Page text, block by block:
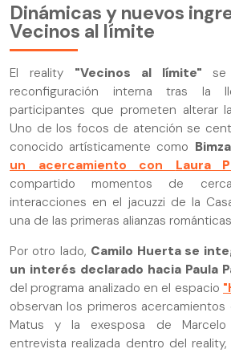
Dinámicas y nuevos
Vecinos al límite
El reality "Vecinos al límite" se
reconfiguración interna tras la
participantes que prometen alterar
Uno de los focos de atención se
conocido artísticamente como Bimza
un acercamiento con Laura
compartido momentos de
interacciones en el jacuzzi de la
una de las primeras alianzas
Por otro lado, Camilo Huerta se
un interés declarado hacia Paula
del programa analizado en el espacio
observan los primeros
Matus y la exesposa de Marcelo
entrevista realizada dentro del